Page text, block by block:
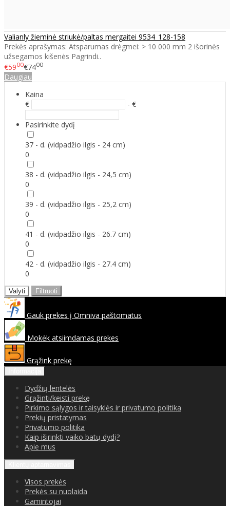
Valianly žieminė striukė/paltas mergaitei 9534_128-158
Prekės aprašymas: Atsparumas drėgmei: > 10 000 mm 2 išorinės
užsegamos kišenės Pagrindi..
€5900€7400
Daugiau
Kaina
€
- €
Pasirinkite dydį
37 - d. (vidpadžio ilgis - 24 cm)
0
38 - d. (vidpadžio ilgis - 24,5 cm)
0
39 - d. (vidpadžio ilgis - 25,2 cm)
0
41 - d. (vidpadžio ilgis - 26.7 cm)
0
42 - d. (vidpadžio ilgis - 27.4 cm)
0
Valyti Filtruoti
Gauk prekes į Omniva paštomatus
Mokėk atsiimdamas prekes
Grąžink prekę
Dydžių lentelės
Grąžinti/keisti prekę
Pirkimo sąlygos ir taisyklės ir privatumo politika
Prekių pristatymas
Privatumo politika
Kaip iširinkti vaiko batų dydį?
Apie mus
Visos prekės
Prekės su nuolaida
Gamintojai